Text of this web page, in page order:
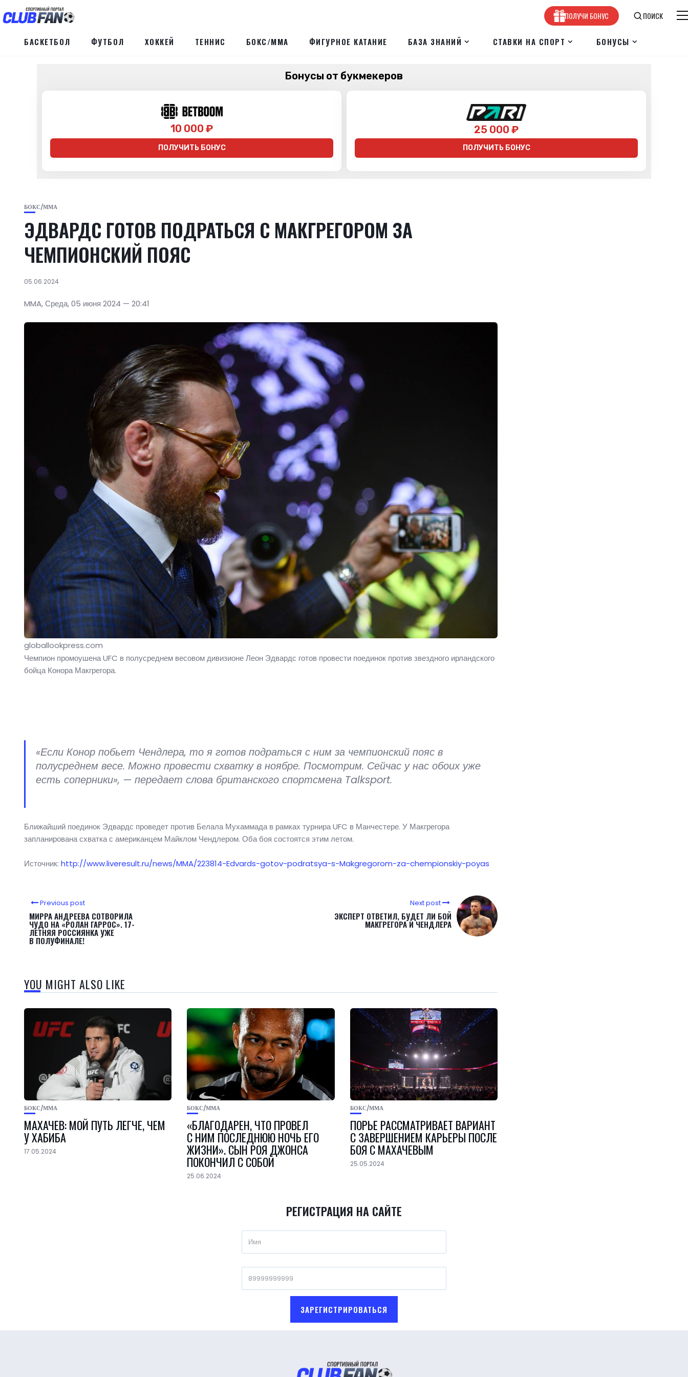
ПОЛУЧИ БОНУС ПОИСК
БАСКЕТБОЛ ФУТБОЛ ХОККЕЙ ТЕННИС БОКС/ММА ФИГУРНОЕ КАТАНИЕ БАЗА ЗНАНИЙ СТАВКИ НА СПОРТ БОНУСЫ
Бонусы от букмекеров
10 000 ₽
ПОЛУЧИТЬ БОНУС
25 000 ₽
ПОЛУЧИТЬ БОНУС
БОКС/ММА
ЭДВАРДС ГОТОВ ПОДРАТЬСЯ С МАКГРЕГОРОМ ЗА
ЧЕМПИОНСКИЙ ПОЯС
05.06.2024
MMA, Среда, 05 июня 2024 — 20:41
globallookpress.com
Чемпион промоушена UFC в полусреднем весовом дивизионе Леон Эдвардс готов провести поединок против звездного ирландского
бойца Конора Макгрегора.
«Если Конор побьет Чендлера, то я готов подраться с ним за чемпионский пояс в
полусреднем весе. Можно провести схватку в ноябре. Посмотрим. Сейчас у нас обоих уже
есть соперники», — передает слова британского спортсмена Talksport.
Ближайший поединок Эдвардс проведет против Белала Мухаммада в рамках турнира UFC в Манчестере. У Макгрегора
запланирована схватка с американцем Майклом Чендлером. Оба боя состоятся этим летом.
Источник: http://www.liveresult.ru/news/MMA/223814-Edvards-gotov-podratsya-s-Makgregorom-za-chempionskiy-poyas
Previous post
МИРРА АНДРЕЕВА СОТВОРИЛА
ЧУДО НА «РОЛАН ГАРРОС». 17-
ЛЕТНЯЯ РОССИЯНКА УЖЕ
В ПОЛУФИНАЛЕ!
Next post
ЭКСПЕРТ ОТВЕТИЛ, БУДЕТ ЛИ БОЙ
МАКГРЕГОРА И ЧЕНДЛЕРА
YOU MIGHT ALSO LIKE
БОКС/ММА
МАХАЧЕВ: МОЙ ПУТЬ ЛЕГЧЕ, ЧЕМ
У ХАБИБА
17.05.2024
БОКС/ММА
«БЛАГОДАРЕН, ЧТО ПРОВЕЛ
С НИМ ПОСЛЕДНЮЮ НОЧЬ ЕГО
ЖИЗНИ». СЫН РОЯ ДЖОНСА
ПОКОНЧИЛ С СОБОЙ
25.06.2024
БОКС/ММА
ПОРЬЕ РАССМАТРИВАЕТ ВАРИАНТ
С ЗАВЕРШЕНИЕМ КАРЬЕРЫ ПОСЛЕ
БОЯ С МАХАЧЕВЫМ
25.05.2024
РЕГИСТРАЦИЯ НА САЙТЕ
ЗАРЕГИСТРИРОВАТЬСЯ